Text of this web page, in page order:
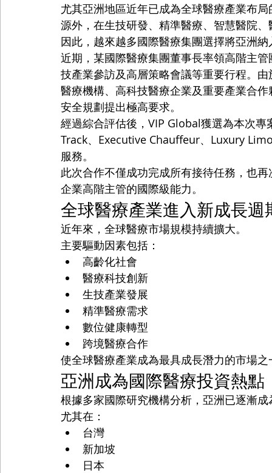
尤其亞洲地區近年已成為全球醫療產業布
源外，在生技研發、精準醫療、智慧醫院
因此，越來越多國際醫療集團選擇將亞洲
近期，某國際醫療集團董事長率領高階主
技產業參訪及高層策略會議等重要行程。
醫療機構、高科技醫療企業及重要產業合
安全規劃提出極高要求。
經過綜合評估後，VIP Global獲選為本次
Track、Executive Chauffeur、Luxury
服務。
此次合作不僅成功完成所有接待任務，也
企業高階主管的國際級能力。
全球醫療產業進入新成長週
近年來，全球醫療市場規模持續擴大。
主要驅動因素包括：
高齡化社會
醫療科技創新
生技產業發展
精準醫療需求
數位健康轉型
跨境醫療合作
使全球醫療產業成為最具成長潛力的市場之
亞洲成為國際醫療投資熱點
根據多家國際研究機構分析，亞洲已逐漸
尤其在：
台灣
新加坡
日本